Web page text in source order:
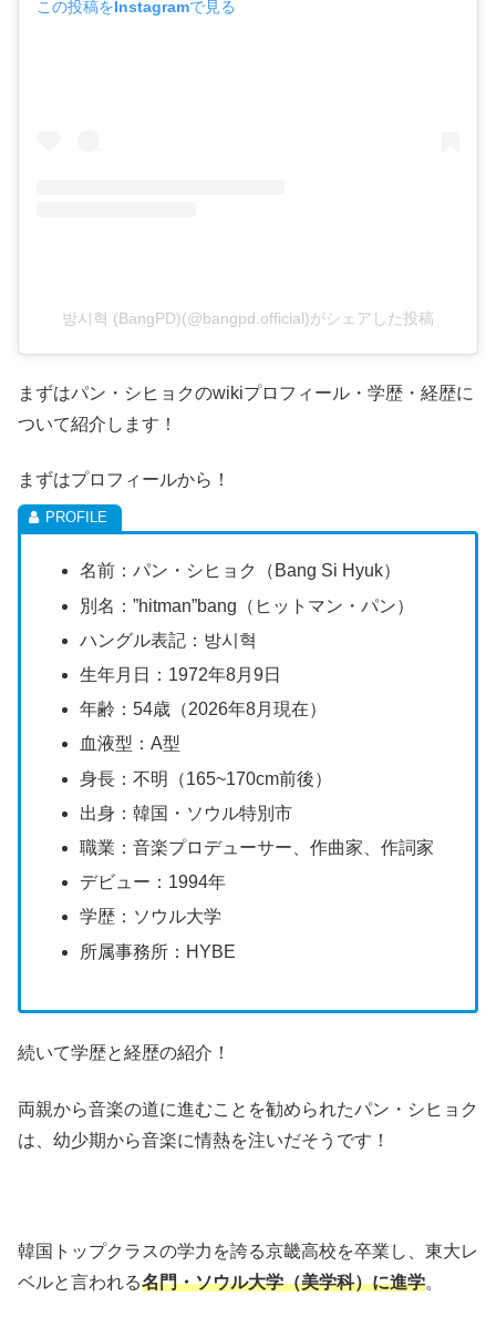
この投稿をInstagramで見る
방시혁 (BangPD)(@bangpd.official)がシェアした投稿
まずはパン・シヒョクのwikiプロフィール・学歴・経歴に
ついて紹介します！
まずはプロフィールから！
名前：パン・シヒョク（Bang Si Hyuk）
別名：”hitman”bang （ヒットマン・パン）
ハングル表記： 방시혁
生年月日： 1972年8月9日
年齢：54歳（2026年8月現在）
血液型：A型
身長：不明（165~170cm前後）
出身：韓国・ソウル特別市
職業：音楽プロデューサー、作曲家、作詞家
デビュー： 1994年
学歴：ソウル大学
所属事務所： HYBE
続いて学歴と経歴の紹介！
両親から音楽の道に進むことを勧められたパン・シヒョク
は、幼少期から音楽に情熱を注いだそうです！
韓国トップクラスの学力を誇る京畿高校を卒業し、東大レ
ベルと言われる名門・ソウル大学（美学科）に進学。